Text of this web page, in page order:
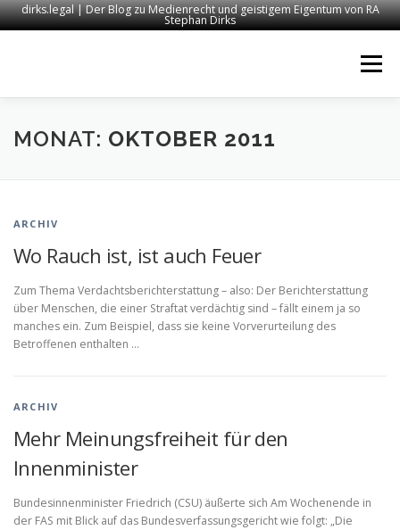
dirks.legal | Der Blog zu Medienrecht und geistigem Eigentum von RA
Stephan Dirks
Menü
START KONTAKT RECHTSANWALT DIRKS
MONAT: OKTOBER 2011
ARCHIV
Wo Rauch ist, ist auch Feuer
Zum Thema Verdachtsberichterstattung – also: Der Berichterstattung
über Menschen, die einer Straftat verdächtig sind – fällt einem ja so
manches ein. Zum Beispiel, dass sie keine Vorverurteilung des
Betroffenen enthalten …
ARCHIV
Mehr Meinungsfreiheit für den
Innenminister
Bundesinnenminister Friedrich (CSU) äußerte sich Am Wochenende in
der FAS mit Blick auf das Bundesverfassungsgericht wie folgt: „Die